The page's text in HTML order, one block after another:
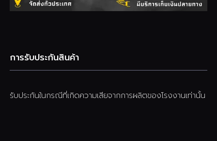
การรับประกันสินค้า
รับประกันในกรณีที่เกิดความเสียจากการผลิตของโรงงานเท่านั้น